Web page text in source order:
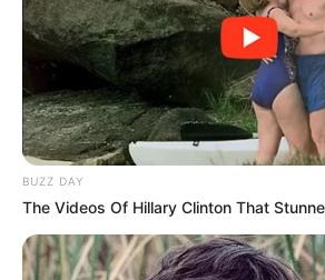
BUZZ DAY
The Videos Of Hillary Clinton That